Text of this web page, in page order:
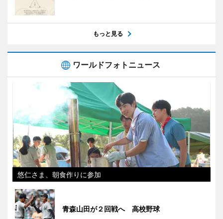
もっと見る
ワールドフォトニュース
悠仁さま、朝食作りに参加
青森山田が２回戦へ 高校野球